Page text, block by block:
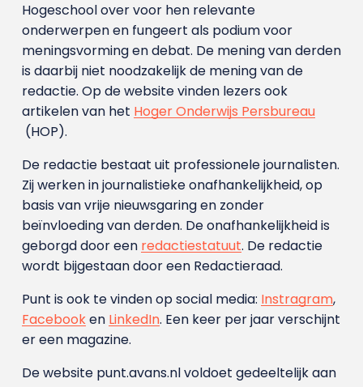
Hogeschool over voor hen relevante
onderwerpen en fungeert als podium voor
meningsvorming en debat. De mening van derden
is daarbij niet noodzakelijk de mening van de
redactie. Op de website vinden lezers ook
artikelen van het Hoger Onderwijs Persbureau
(HOP).
De redactie bestaat uit professionele journalisten.
Zij werken in journalistieke onafhankelijkheid, op
basis van vrije nieuwsgaring en zonder
beïnvloeding van derden. De onafhankelijkheid is
geborgd door een redactiestatuut. De redactie
wordt bijgestaan door een Redactieraad.
Punt is ook te vinden op social media: Instragram,
Facebooken LinkedIn. Een keer per jaar verschijnt
er een magazine.
De website punt.avans.nl voldoet gedeeltelijk aan